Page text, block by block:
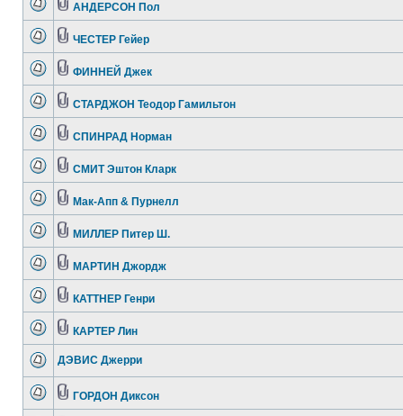
АНДЕРСОН Пол
ЧЕСТЕР Гейер
ФИННЕЙ Джек
СТАРДЖОН Теодор Гамильтон
СПИНРАД Норман
СМИТ Эштон Кларк
Мак-Апп & Пурнелл
МИЛЛЕР Питер Ш.
МАРТИН Джордж
КАТТНЕР Генри
КАРТЕР Лин
ДЭВИС Джерри
ГОРДОН Диксон